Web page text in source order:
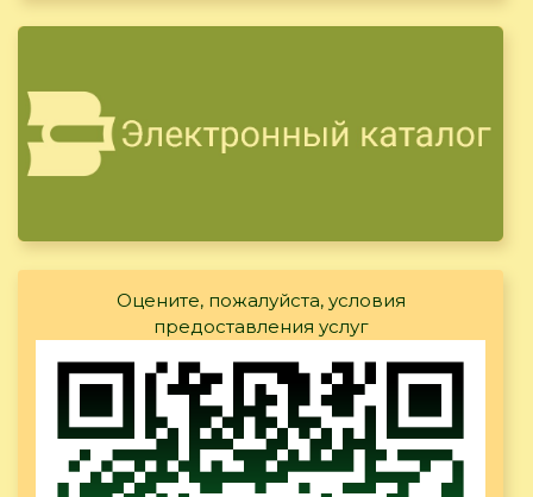
Оцените, пожалуйста, условия
предоставления услуг